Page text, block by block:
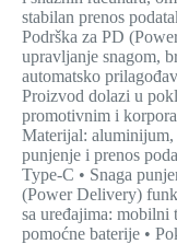
stabilan prenos
Podrška za PD
upravljanje snagom,
automatsko
Proizvod dolazi u
promotivnim i
Materijal: aluminijum,
punjenje i prenos
Type-C • Snaga
(Power Delivery)
sa uređajima: mobilni
pomoćne baterije •